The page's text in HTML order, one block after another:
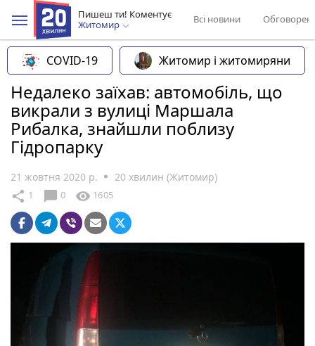
Пишеш ти! Коментує
Житомир
Всі новини
COVID-19 Житомир і житомиряни
Недалеко заїхав: автомобіль, що
викрали з вулиці Маршала
Рибалка, знайшли поблизу
Гідропарку
21 жовтня 2020 р. 20 хвилин (Житомир)
share 1 chat_bubble 0 visibility 1605